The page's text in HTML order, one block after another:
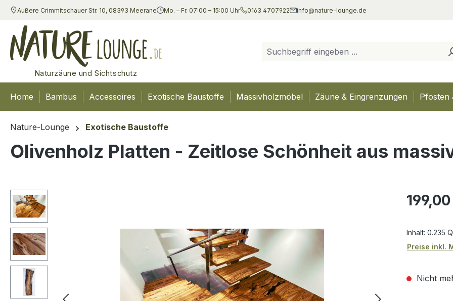
Hauptinhalt springen
Zur Suche springen
Zur Hauptnavigation springen
Äußere Crimmitschauer Str. 10, 08393 Meerane Mo. – Fr. 07:00 – 15:00 Uhr 0163 4707922 info@nature-lounge.de
Naturzäune und Sichtschutz
Home Bambus Accessoires Exotische Baustoffe Massivholzmöbel Zäune & Eingrenzungen Pfosten
Nature-Lounge Exotische Baustoffe
Olivenholz Platten - Zeitlose Schönheit aus
Bildergalerie überspringen Regulärer
Inhalt: 0.235
Preise inkl.
Nicht